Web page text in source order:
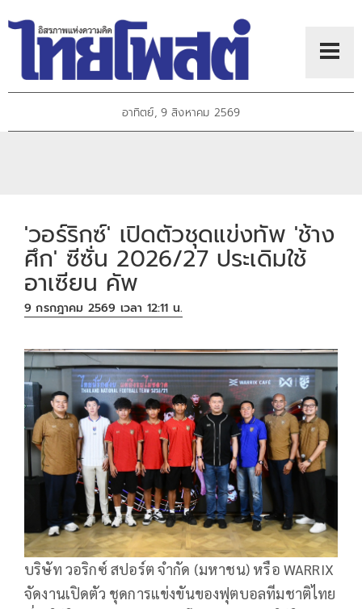
อาทิตย์, 9 สิงหาคม 2569
'วอร์ริกซ์' เปิดตัวชุดแข่งทัพ 'ช้าง
ศึก' ซีซั่น 2026/27 ประเดิมใช้
อาเซียน คัพ
9 กรกฎาคม 2569 เวลา 12:11 น.
บริษัท วอริกซ์ สปอร์ต จำกัด (มหาชน) หรือ WARRIX
จัดงานเปิดตัว ชุดการแข่งขันของฟุตบอลทีมชาติไทย